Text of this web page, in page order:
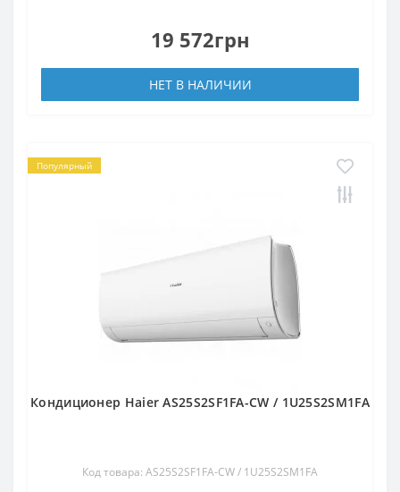
19 572грн
НЕТ В НАЛИЧИИ
Популярный
Кондиционер Haier AS25S2SF1FA-CW / 1U25S2SM1FA
Код товара: AS25S2SF1FA-CW / 1U25S2SM1FA